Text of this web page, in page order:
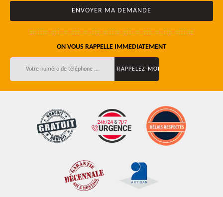
ON VOUS RAPPELLE IMMEDIATEMENT